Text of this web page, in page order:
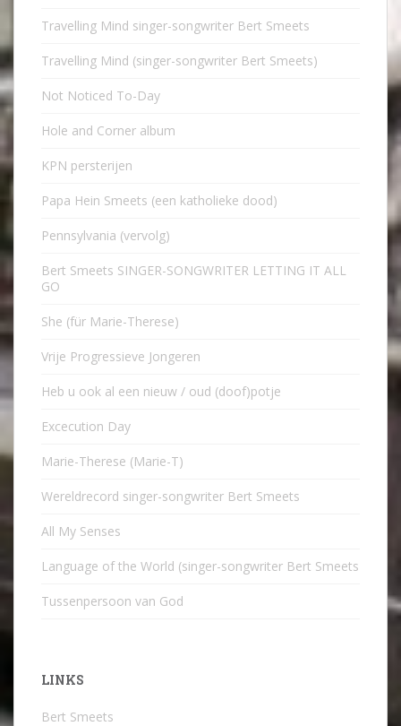
Travelling Mind singer-songwriter Bert Smeets
Travelling Mind (singer-songwriter Bert Smeets)
Not Noticed To-Day
Hole and Corner album
KPN persterijen
Papa Hein Smeets (een katholieke dood)
Pennsylvania (vervolg)
Bert Smeets SINGER-SONGWRITER LETTING IT ALL
GO
She (für Marie-Therese)
Vrije Progressieve Jongeren
Heb u ook al een nieuw / oud (doof)potje
Excecution Day
Marie-Therese (Marie-T)
Wereldrecord singer-songwriter Bert Smeets
All My Senses
Language of the World (singer-songwriter Bert Smeets
Tussenpersoon van God
LINKS
Bert Smeets